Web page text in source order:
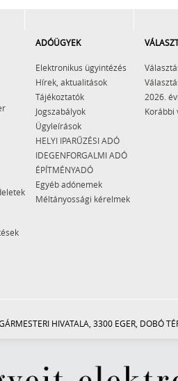
ADÓÜGYEK
Elektronikus ügyintézés
Hírek, aktualitások
Tájékoztatók
Jogszabályok
Ügyleírások
HELYI IPARŰZÉSI ADÓ
IDEGENFORGALMI ADÓ
ÉPÍTMÉNYADÓ
Egyéb adónemek
Méltányossági kérelmek
2026.
Korábbi
HIVATALA, 3300 EGER, DOBÓ